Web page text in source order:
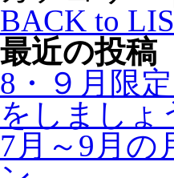
BACK to
最近の投稿
8・９月限
をしましょ
7月～9月の